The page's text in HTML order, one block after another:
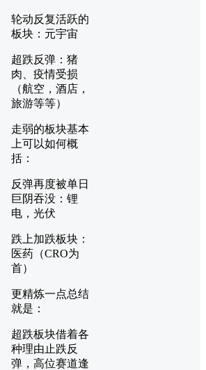
轮动反复活跃的
板块：元宇宙
超跌反弹：猪
肉、疫情受损
（航空，酒店，
旅游等等）
走弱的板块基本
上可以如何概
括：
反弹再度被单日
巨阴吞没：锂
电，光伏
跌上加跌板块：
医药（CRO为
首）
更精炼一点总结
就是：
超跌板块借着各
种理由止跌反
弹，高位赛道逢